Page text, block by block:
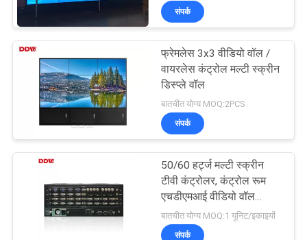
की
विनती
CASE
CENTER
साइटमैप
PRIVACY
संपर्क
फ्रेमलेस 3x3 वीडियो वॉल /
वायरलेस कंट्रोल मल्टी स्क्रीन
डिस्प्ले वॉल
बातचीत योग्य MOQ:2PCS
संपर्क
50/60 हर्ट्ज मल्टी स्क्रीन
टीवी कंट्रोलर, कंट्रोल रूम
एचडीएमआई वीडियो वॉल
कंट्रोलर 2x2
बातचीत योग्य MOQ:1 यूनिट/इकाइयों
संपर्क